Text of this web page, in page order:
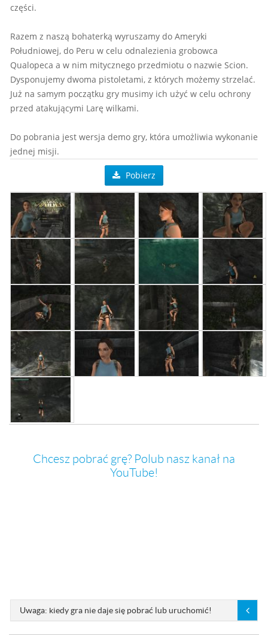
części.
Razem z naszą bohaterką wyruszamy do Ameryki
Południowej, do Peru w celu odnalezienia grobowca
Qualopeca a w nim mitycznego przedmiotu o nazwie Scion.
Dysponujemy dwoma pistoletami, z których możemy strzelać.
Już na samym początku gry musimy ich użyć w celu ochrony
przed atakującymi Larę wilkami.
Do pobrania jest wersja demo gry, która umożliwia wykonanie
jednej misji.
Pobierz
Chcesz pobrać grę? Polub nasz kanał na
YouTube!
Uwaga: kiedy gra nie daje się pobrać lub uruchomić!